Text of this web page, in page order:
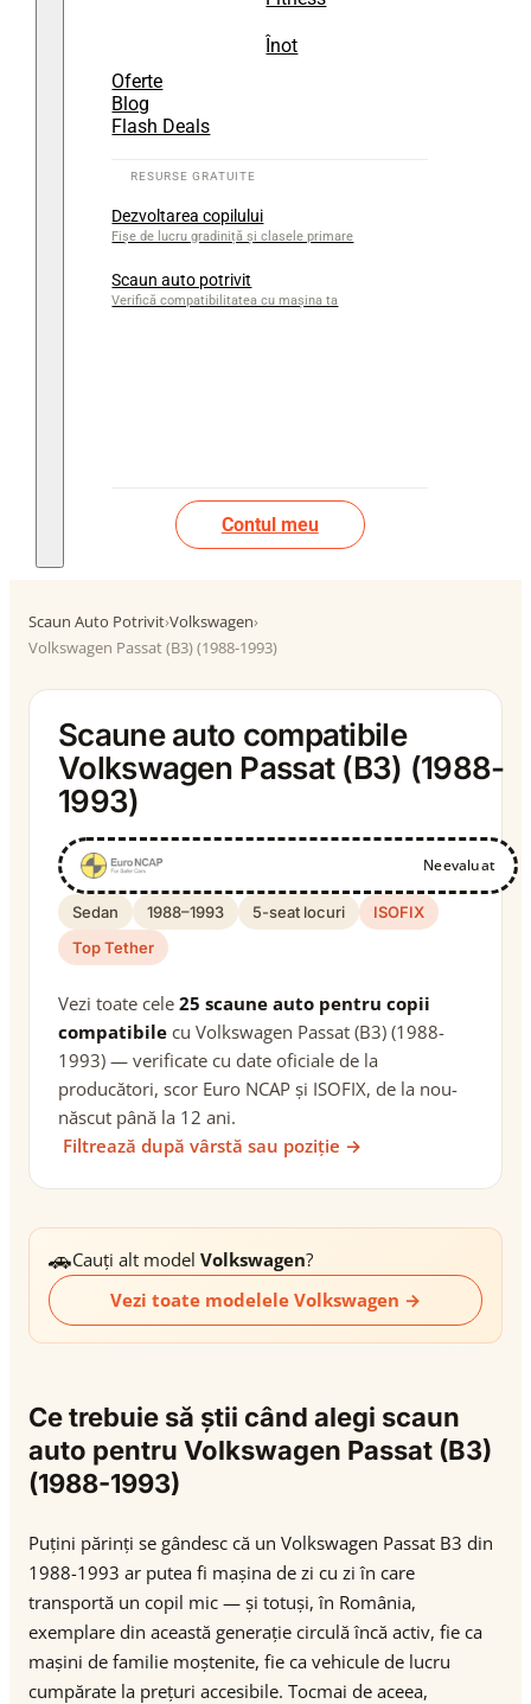
Înot
Oferte
Blog
Flash Deals
Dezvoltarea copilului
Fișe de lucru gradiniță și clasele primare
Scaun auto potrivit
Verifică compatibilitatea cu mașina ta
Contul meu
Scaun Auto Potrivit›Volkswagen›
Volkswagen Passat (B3) (1988-1993)
Scaune auto compatibile
Volkswagen Passat (B3) (1988-
1993)
Neevaluat
Sedan 1988–1993 5-seat locuri
ISOFIX
Top Tether
Vezi toate cele 25 scaune auto pentru copii
compatibile cu Volkswagen Passat (B3) (1988-
1993) — verificate cu date oficiale de la
producători, scor Euro NCAP și ISOFIX, de la nou-
născut până la 12 ani.
Filtrează după vârstă sau poziție →
🚗Cauți alt model Volkswagen?
Vezi toate modelele Volkswagen →
Ce trebuie să știi când alegi scaun
auto pentru Volkswagen Passat (B3)
(1988-1993)
Puțini părinți se gândesc că un Volkswagen Passat B3 din
1988-1993 ar putea fi mașina de zi cu zi în care
transportă un copil mic — și totuși, în România,
exemplare din această generație circulă încă activ, fie ca
mașini de familie moștenite, fie ca vehicule de lucru
cumpărate la prețuri accesibile. Tocmai de aceea,